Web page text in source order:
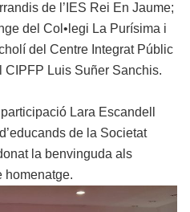
de l’IES Rei En Jaume;
del Col•legi La Purísima i
del Centre Integrat Públic
CIPFP Luis Suñer Sanchis.
Lara Escandell
de la Societat
la benvinguda als
homenatge.